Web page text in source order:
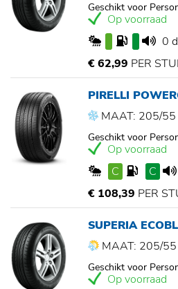
Geschikt voor
Op voorraad
0
€ 62,99 PER
PIRELLI
MAAT: 205/
Geschikt voor
Op voorraad
C
C
€ 108,39 PER
SUPERIA
MAAT: 205/
Geschikt voor
Op voorraad